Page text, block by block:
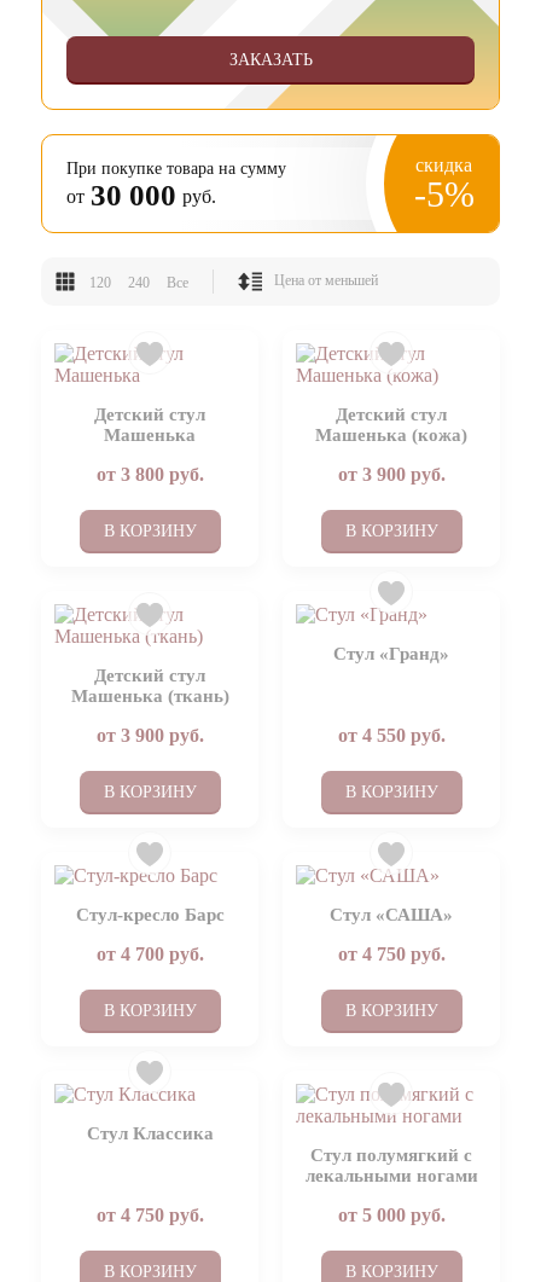
ЗАКАЗАТЬ
При покупке товара на сумму
от 30 000 руб.
скидка
-5%
120 240 Все
Детский стул
Машенька
от 3 800руб.
В КОРЗИНУ
Детский стул
Машенька (кожа)
от 3 900руб.
В КОРЗИНУ
Детский стул
Машенька (ткань)
от 3 900руб.
В КОРЗИНУ
Стул «Гранд»
от 4 550руб.
В КОРЗИНУ
Стул-кресло Барс
от 4 700руб.
В КОРЗИНУ
Стул «САША»
от 4 750руб.
В КОРЗИНУ
Стул Классика
от 4 750руб.
В КОРЗИНУ
Стул полумягкий с
лекальными ногами
от 5 000руб.
В КОРЗИНУ